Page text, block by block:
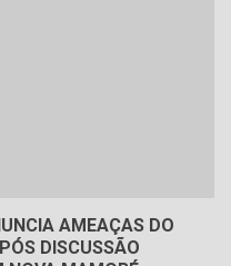
AMEAÇAS DO
DISCUSSÃO